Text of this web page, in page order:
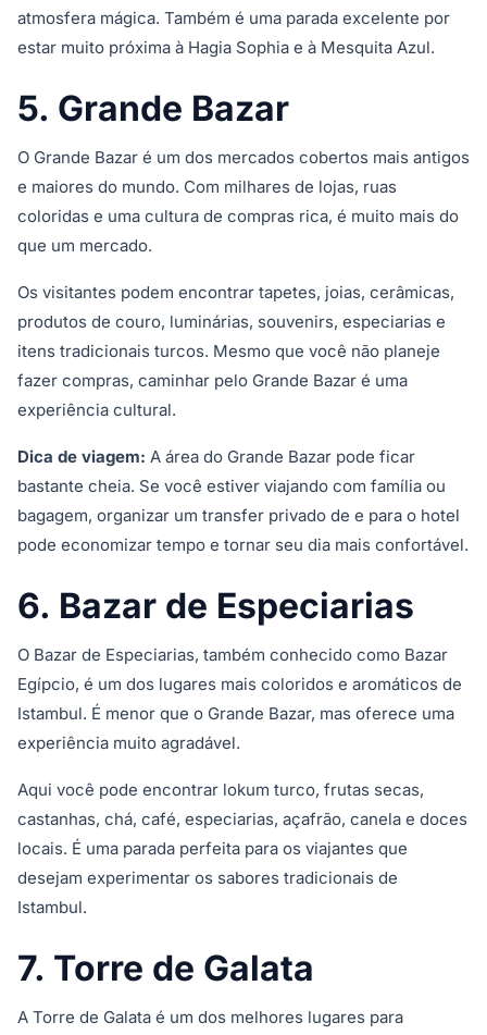
atmosfera mágica. Também é uma parada excelente por
estar muito próxima à Hagia Sophia e à Mesquita Azul.
5. Grande Bazar
O Grande Bazar é um dos mercados cobertos mais antigos
e maiores do mundo. Com milhares de lojas, ruas
coloridas e uma cultura de compras rica, é muito mais do
que um mercado.
Os visitantes podem encontrar tapetes, joias, cerâmicas,
produtos de couro, luminárias, souvenirs, especiarias e
itens tradicionais turcos. Mesmo que você não planeje
fazer compras, caminhar pelo Grande Bazar é uma
experiência cultural.
Dica de viagem: A área do Grande Bazar pode ficar
bastante cheia. Se você estiver viajando com família ou
bagagem, organizar um transfer privado de e para o hotel
pode economizar tempo e tornar seu dia mais confortável.
6. Bazar de Especiarias
O Bazar de Especiarias, também conhecido como Bazar
Egípcio, é um dos lugares mais coloridos e aromáticos de
Istambul. É menor que o Grande Bazar, mas oferece uma
experiência muito agradável.
Aqui você pode encontrar lokum turco, frutas secas,
castanhas, chá, café, especiarias, açafrão, canela e doces
locais. É uma parada perfeita para os viajantes que
desejam experimentar os sabores tradicionais de
Istambul.
7. Torre de Galata
A Torre de Galata é um dos melhores lugares para